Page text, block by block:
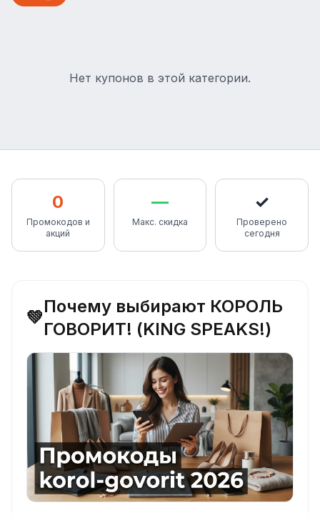
Нет купонов в этой категории.
0
Промокодов и
акций
—
Макс. скидка
✓
Проверено
сегодня
💚
Почему выбирают КОРОЛЬ
ГОВОРИТ! (KING SPEAKS!)